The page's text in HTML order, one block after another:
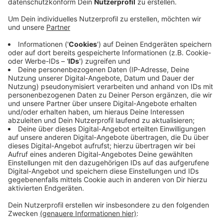
Veröffentlicht:Dienstag, 22.06.2021 13:47
Wer immer noch im Lockdown ist, wer keine
ausreichende Hilfe erhalten hat, wer unsere Branche
weiterhin in höchster Gefahr sieht, der setzt ein rotes
Licht, heißt es auf der Homepage "Alarmstufe rot".
Bundesweit werden heute Theater, Clubs, Stadthallen
und andere Eventlocations rot angeleuchtet. So auch
die beiden Theaterhäuser in Mönchengladbach und
Krefeld. Wer sich privat solidarisieren möchte, kann ein
rotes Licht auf dem Balkon, im Garten oder vor der
Haustür leuchten lassen.